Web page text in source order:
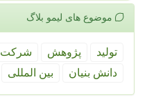
موضوع های لیمو بلاگ
تولید پژوهش شركت
دانش بنیان
بین المللی